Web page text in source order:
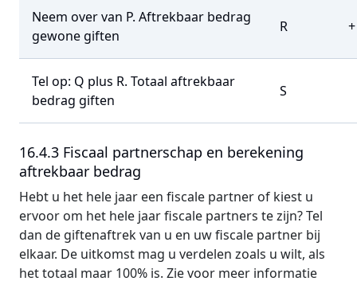
Neem over van P. Aftrekbaar bedrag
gewone giften
R +
Tel op: Q plus R. Totaal aftrekbaar
bedrag giften
S
16.4.3 Fiscaal partnerschap en berekening
aftrekbaar bedrag
Hebt u het hele jaar een fiscale partner of kiest u
ervoor om het hele jaar fiscale partners te zijn? Tel
dan de giftenaftrek van u en uw fiscale partner bij
elkaar. De uitkomst mag u verdelen zoals u wilt, als
het totaal maar 100% is. Zie voor meer informatie